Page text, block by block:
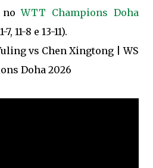
noWTT Champions Doha
7, 11-8 e 13-11).
vs Chen Xingtong | WS
Doha 2026